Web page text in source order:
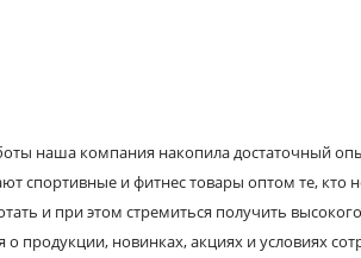
наша компания накопила достаточный
спортивные и фитнес товары оптом те, кто
и при этом стремиться получить
продукции, новинках, акциях и условиях